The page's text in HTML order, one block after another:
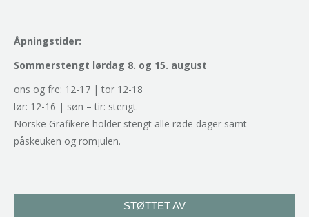
Åpningstider:
Sommerstengt lørdag 8. og 15. august
ons og fre: 12-17 | tor 12-18
lør: 12-16 | søn – tir: stengt
Norske Grafikere holder stengt alle røde dager samt
påskeuken og romjulen.
STØTTET AV